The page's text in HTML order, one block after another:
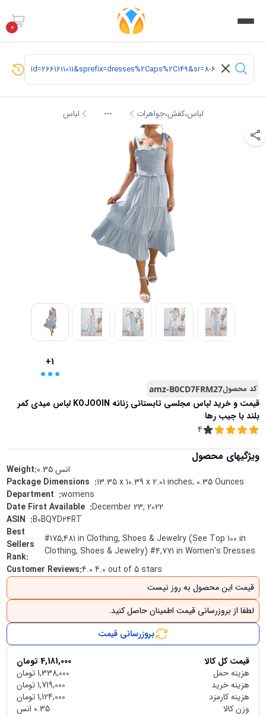
0
لباس،کفش،جواهرات More لباس
+1
...
کد محصولamz-B0CD7FRM27
قیمت و خرید
لباس مجلسی تابستانی زنانه KOJOOIN لباس میدی کمر
بلند با جیب رها
4
ویژگیهای محصول
Weight:0.35انس
:13.35 x 10.39 x 2.01 inches; 0.35 Ounces
:womens
:December 23, 2022
:B0BQYD24RT
Best
Sellers
Rank:
#175,481 in Clothing, Shoes & Jewelry (See Top 100 in
Clothing, Shoes & Jewelry) #4,771 in Women's Dresses
Customer Reviews:4.0 4.0 out of 5 stars
قیمت این محصول به روز نیست
لطفا از بروزرسانی قیمت اطمینان حاصل کنید.
بروزرسانی قیمت
قیمت کل کالا 4,181,000 تومان
هزینه حمل
1,338,000تومان
هزینه خرید
1,719,000تومان
هزینه کارمزد
1,124,000تومان
وزن کالا
0.35 انس